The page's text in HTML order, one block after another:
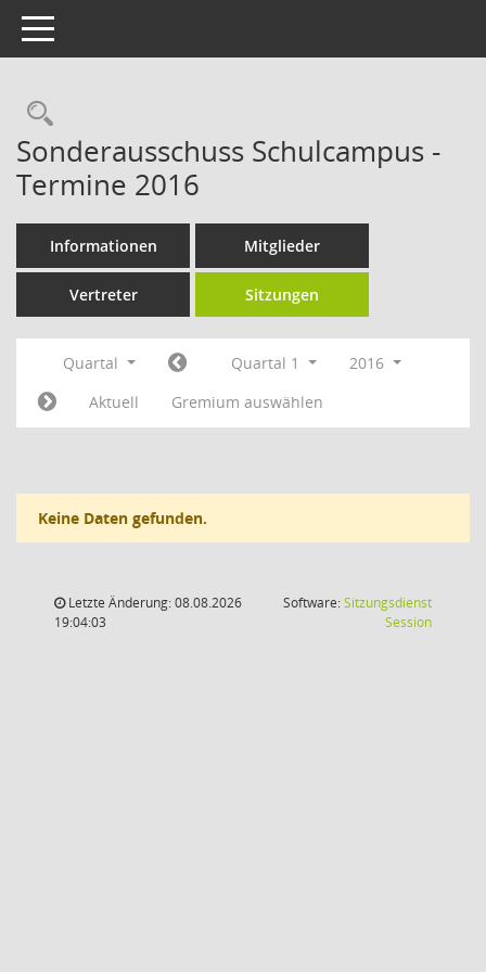
Toggle navigation
Rechercheauswahl
Sonderausschuss Schulcampus -
Termine 2016
Informationen Mitglieder
Vertreter Sitzungen
Quartal Quartal 1
2016
Aktuell
Gremium auswählen
Keine Daten gefunden.
Letzte Änderung: 08.08.2026
19:04:03
Software:Sitzungsdienst
Session(Wird in